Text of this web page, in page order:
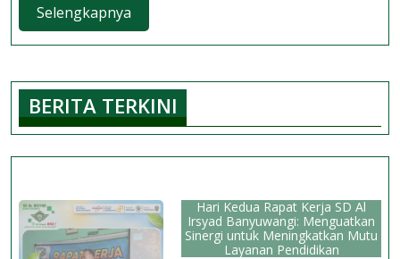
Obat
Selengkapnya
BERITA TERKINI
Hari Kedua Rapat Kerja SD Al
Irsyad Banyuwangi: Menguatkan
Sinergi untuk Meningkatkan Mutu
Layanan Pendidikan